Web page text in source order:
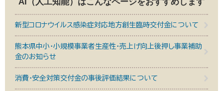
新型コロナウイルス感染症対応地方創生臨時交付金について
熊本県中小・小規模事業者生産性・売上げ向上後押し事業補助
金のお知らせ
消費・安全対策交付金の事後評価結果について